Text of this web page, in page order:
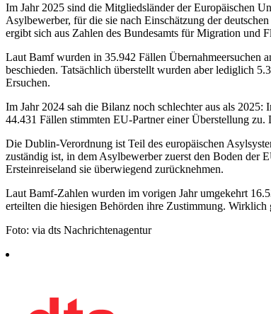
Im Jahr 2025 sind die Mitgliedsländer der Europäischen
Asylbewerber, für die sie nach Einschätzung der
ergibt sich aus Zahlen des Bundesamts für Migration und
Laut Bamf wurden in 35.942 Fällen Übernahmeersuchen
beschieden. Tatsächlich überstellt wurden aber lediglich
Ersuchen.
Im Jahr 2024 sah die Bilanz noch schlechter aus als
44.431 Fällen stimmten EU-Partner einer Überstellung
Die Dublin-Verordnung ist Teil des europäischen
zuständig ist, in dem Asylbewerber zuerst den Boden der
Ersteinreiseland sie überwiegend zurücknehmen.
Laut Bamf-Zahlen wurden im vorigen Jahr umgekehrt
erteilten die hiesigen Behörden ihre Zustimmung.
Foto: via dts Nachrichtenagentur